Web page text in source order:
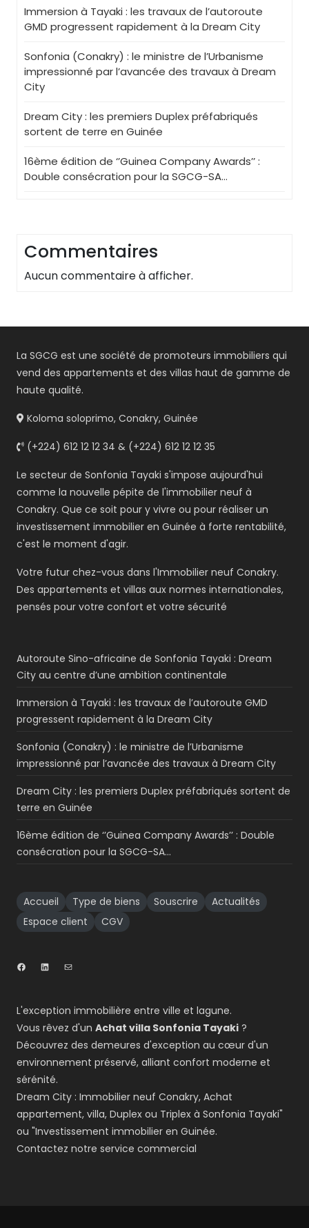
Immersion à Tayaki : les travaux de l’autoroute
GMD progressent rapidement à la Dream City
Sonfonia (Conakry) : le ministre de l’Urbanisme
impressionné par l’avancée des travaux à Dream
City
Dream City : les premiers Duplex préfabriqués
sortent de terre en Guinée
16ème édition de ‘’Guinea Company Awards’’ :
Double consécration pour la SGCG-SA…
Commentaires
Aucun commentaire à afficher.
La SGCG est une société de promoteurs immobiliers qui
vend des appartements et des villas haut de gamme de
haute qualité.
Koloma soloprimo, Conakry, Guinée
(+224) 612 12 12 34 & (+224) 612 12 12 35
Le secteur de Sonfonia Tayaki s'impose aujourd'hui
comme la nouvelle pépite de l'immobilier neuf à
Conakry. Que ce soit pour y vivre ou pour réaliser un
investissement immobilier en Guinée à forte rentabilité,
c'est le moment d'agir.
Votre futur chez-vous dans l'Immobilier neuf Conakry.
Des appartements et villas aux normes internationales,
pensés pour votre confort et votre sécurité
Autoroute Sino-africaine de Sonfonia Tayaki : Dream
City au centre d’une ambition continentale
Immersion à Tayaki : les travaux de l’autoroute GMD
progressent rapidement à la Dream City
Sonfonia (Conakry) : le ministre de l’Urbanisme
impressionné par l’avancée des travaux à Dream City
Dream City : les premiers Duplex préfabriqués sortent de
terre en Guinée
16ème édition de ‘’Guinea Company Awards’’ : Double
consécration pour la SGCG-SA…
Accueil Type de biens Souscrire
Actualités
Espace client
CGV
L'exception immobilière entre ville et lagune.
Vous rêvez d'un Achat villa Sonfonia Tayaki ?
Découvrez des demeures d'exception au cœur d'un
environnement préservé, alliant confort moderne et
sérénité.
Dream City : Immobilier neuf Conakry, Achat
appartement, villa, Duplex ou Triplex à Sonfonia Tayaki"
ou "Investissement immobilier en Guinée.
Contactez notre service commercial